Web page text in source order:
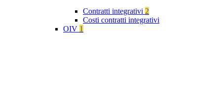
Contratti integrativi 2
Costi contratti integrativi
OIV 1